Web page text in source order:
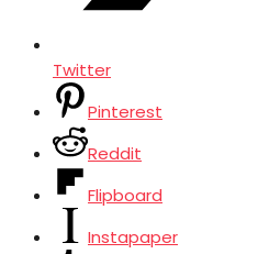
Twitter
Pinterest
Reddit
Flipboard
Instapaper